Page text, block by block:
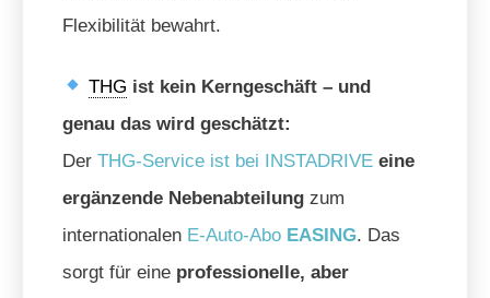
Flexibilität bewahrt.
THG ist kein Kerngeschäft – und
genau das wird geschätzt:
Der THG-Service ist bei INSTADRIVE eine
ergänzende Nebenabteilung zum
internationalen E-Auto-Abo EASING. Das
sorgt für eine professionelle, aber